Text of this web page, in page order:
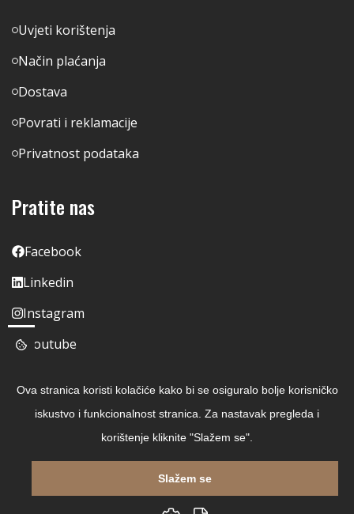
Uvjeti korištenja
Način plaćanja
Dostava
Povrati i reklamacije
Privatnost podataka
Pratite nas
Facebook
Linkedin
Instagram
Youtube
Ova stranica koristi kolačiće kako bi se osiguralo bolje korisničko
iskustvo i funkcionalnost stranica. Za nastavak pregleda i
korištenje kliknite "Slažem se".
Slažem se